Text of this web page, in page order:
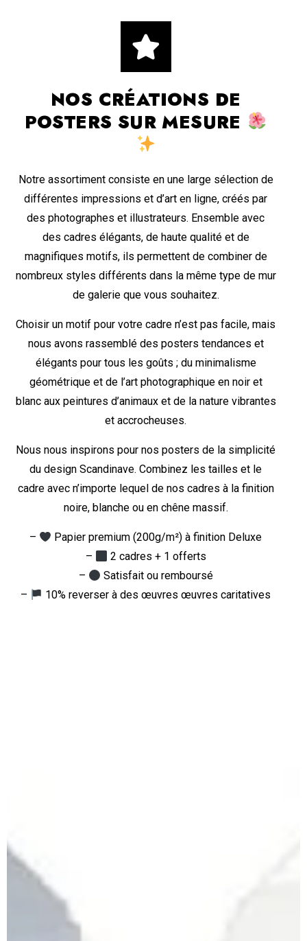
NOS CRÉATIONS DE
POSTERS SUR MESURE
Notre assortiment consiste en une large sélection de
différentes impressions et d’art en ligne, créés par
des photographes et illustrateurs. Ensemble avec
des cadres élégants, de haute qualité et de
magnifiques motifs, ils permettent de combiner de
nombreux styles différents dans la même type de mur
de galerie que vous souhaitez.
Choisir un motif pour votre cadre n’est pas facile, mais
nous avons rassemblé des posters tendances et
élégants pour tous les goûts ; du minimalisme
géométrique et de l’art photographique en noir et
blanc aux peintures d’animaux et de la nature vibrantes
et accrocheuses.
Nous nous inspirons pour nos posters de la simplicité
du design Scandinave. Combinez les tailles et le
cadre avec n’importe lequel de nos cadres à la finition
noire, blanche ou en chêne massif.
–
Papier premium (200g/m²) à finition Deluxe
–
2 cadres + 1 offerts
–
Satisfait ou remboursé
–
10% reverser à des œuvres œuvres caritatives